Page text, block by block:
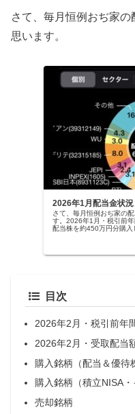
さて、毎月恒例おぢ家
思います。
2026年1月配当金状
さて、毎月恒例おぢ家の
す。2026年1月・税引前
配当株を約450万円分購
間配当額は約1,000円の
目次
2026年2月・税引前年
2026年2月・受取配当
購入銘柄（配当＆優待
購入銘柄（積立NISA・
売却銘柄